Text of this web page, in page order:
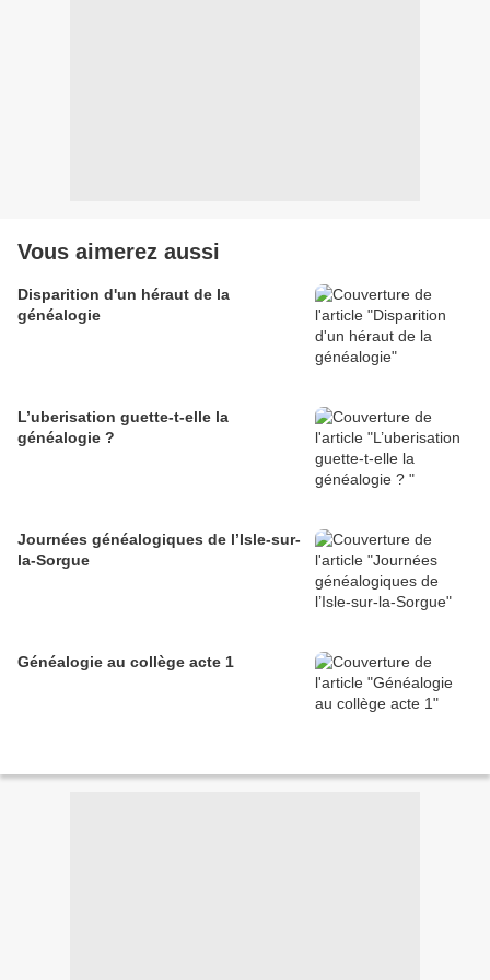
Vous aimerez aussi
Disparition d'un héraut de la
généalogie
L’uberisation guette-t-elle la
généalogie ?
Journées généalogiques de l’Isle-sur-
la-Sorgue
Généalogie au collège acte 1